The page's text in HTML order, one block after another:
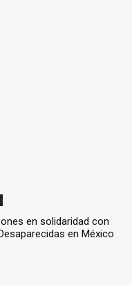
en solidaridad con
en México